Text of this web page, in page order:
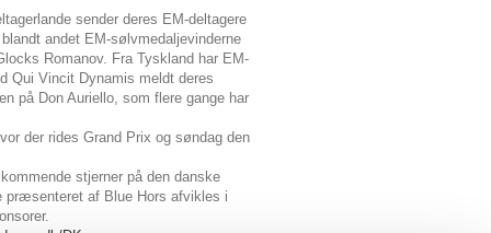
sender deres EM-deltagere
andet EM-sølvmedaljevinderne
Romanov. Fra Tyskland har EM-
Qui Vincit Dynamis meldt deres
på Don Auriello, som flere gange har
der rides Grand Prix og søndag den
stjerner på den danske
præsenteret af Blue Hors afvikles i